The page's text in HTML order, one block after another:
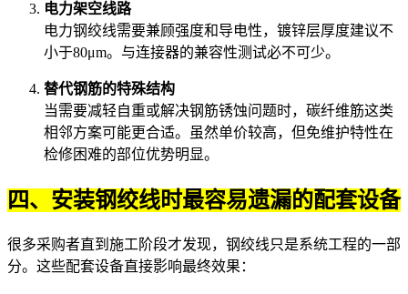
电力架空线路
电力钢绞线需要兼顾强度和导电性，镀锌层厚度建议不
小于80μm。与连接器的兼容性测试必不可少。
替代钢筋的特殊结构
当需要减轻自重或解决钢筋锈蚀问题时， 碳纤维筋这类
相邻方案可能更合适。虽然单价较高，但免维护特性在
检修困难的部位优势明显。
四、安装钢绞线时最容易遗漏的配套设备
很多采购者直到施工阶段才发现，钢绞线只是系统工程的一部
分。这些配套设备直接影响最终效果：